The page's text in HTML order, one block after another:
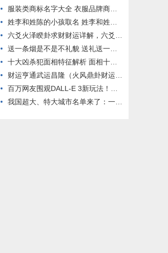
服装类商标名字大全 衣服品牌商标名字大全
姓李和姓陈的小孩取名 姓李和姓陈的宝宝取名
六爻火泽睽卦求财财运详解，六爻火泽睽卦测股市期货涨跌解析
送一条烟是不是不礼貌 送礼送一包烟还是一条烟
十大凶杀犯面相特征解析 面相十大凶相
财运亨通武运昌隆（火风鼎卦财运） 易经火风鼎卦详解
百万网友围观DALL-E 3新玩法！钢铁侠特斯拉皆“中招”，强迫症友好，博主分享提示词
我国超大、特大城市名单来了：一共19个 你的城市上榜没？